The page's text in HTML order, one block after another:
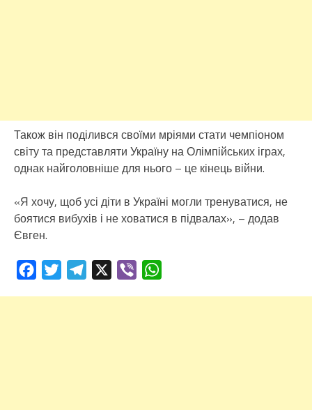
Також він поділився своїми мріями стати чемпіоном
світу та представляти Україну на Олімпійських іграх,
однак найголовніше для нього – це кінець війни.
«Я хочу, щоб усі діти в Україні могли тренуватися, не
боятися вибухів і не ховатися в підвалах», – додав
Євген.
FacebookTwitterTelegram Viber